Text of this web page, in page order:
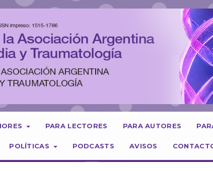
PARA LECTORES PARA AUTORES
POLÍTICAS PODCASTS AVISOS